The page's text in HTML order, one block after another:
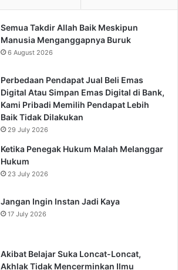
Semua Takdir Allah Baik Meskipun
Manusia Menganggapnya Buruk
6 August 2026
Perbedaan Pendapat Jual Beli Emas
Digital Atau Simpan Emas Digital di Bank,
Kami Pribadi Memilih Pendapat Lebih
Baik Tidak Dilakukan
29 July 2026
Ketika Penegak Hukum Malah Melanggar
Hukum
23 July 2026
Jangan Ingin Instan Jadi Kaya
17 July 2026
Akibat Belajar Suka Loncat-Loncat,
Akhlak Tidak Mencerminkan Ilmu